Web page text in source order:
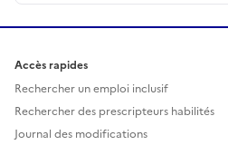
Accès rapides
Rechercher un emploi inclusif
Rechercher des prescripteurs habilités
Journal des modifications